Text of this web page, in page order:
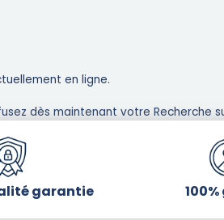
en ligne.
dès maintenant votre Recherche
garantie